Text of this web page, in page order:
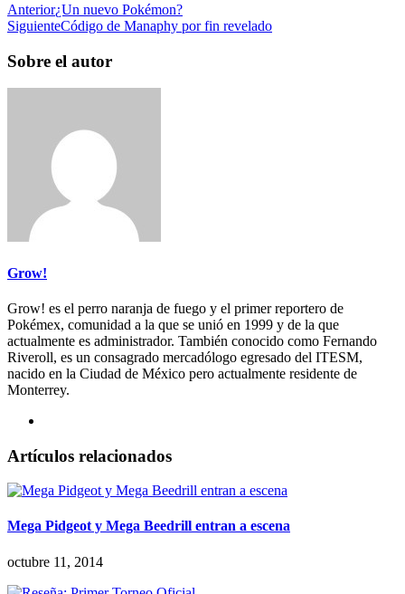
Anterior¿Un nuevo Pokémon?
SiguienteCódigo de Manaphy por fin revelado
Sobre el autor
Grow!
Grow! es el perro naranja de fuego y el primer reportero de
Pokémex, comunidad a la que se unió en 1999 y de la que
actualmente es administrador. También conocido como Fernando
Riveroll, es un consagrado mercadólogo egresado del ITESM,
nacido en la Ciudad de México pero actualmente residente de
Monterrey.
Artículos relacionados
Mega Pidgeot y Mega Beedrill entran a escena
octubre 11, 2014